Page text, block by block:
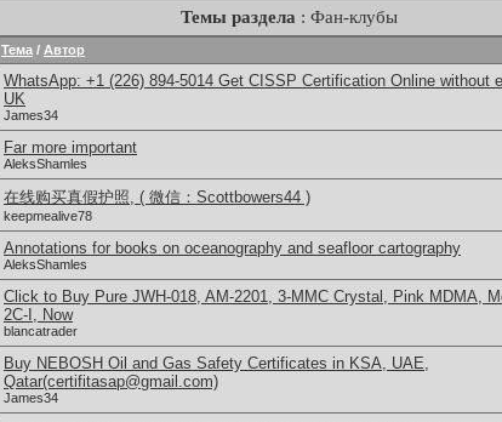
Темы раздела : Фан-клубы
Тема / Автор
WhatsApp: +1 (226) 894-5014​ Get CISSP Certification Online without
UK
James34
Far more important
AleksShamles
在线购买真假护照, ( 微信：Scottbowers44 )
keepmealive78
Annotations for books on oceanography and seafloor cartography
AleksShamles
Click to Buy Pure JWH-018, AM-2201, 3-MMC Crystal, Pink MDMA,
2C-I, Now
blancatrader
Buy NEBOSH Oil and Gas Safety Certificates in KSA, UAE,
Qatar(certifitasap@gmail.com)
James34